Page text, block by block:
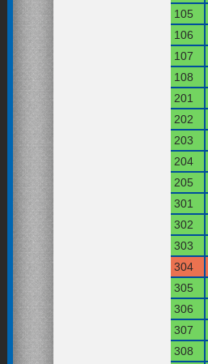
105
106
107
108
201
202
203
204
205
301
302
303
304
305
306
307
308